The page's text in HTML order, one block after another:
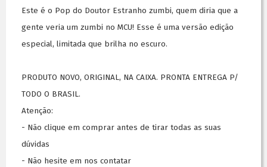
Este é o Pop do Doutor Estranho zumbi, quem diria que a
gente veria um zumbi no MCU! Esse é uma versão edição
especial, limitada que brilha no escuro.
PRODUTO NOVO, ORIGINAL, NA CAIXA. PRONTA ENTREGA P/
TODO O BRASIL.
Atenção:
- Não clique em comprar antes de tirar todas as suas
dúvidas
- Não hesite em nos contatar